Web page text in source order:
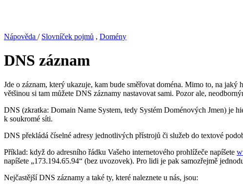
Nápověda / Slovníček pojmů , Domény
DNS záznam
Jde o záznam, který ukazuje, kam bude směřovat doména. Mimo to, na
většinou si tam můžete DNS záznamy nastavovat sami. Pozor ale,
DNS (zkratka: Domain Name System, tedy Systém Doménových Jmen) je
k soukromé síti.
DNS překládá číselné adresy jednotlivých přístrojů či služeb do textové
Příklad: když do adresního řádku Vašeho internetového prohlížeče napíšete
napíšete „173.194.65.94“ (bez uvozovek). Pro lidi je pak samozřejmě
Nejčastější DNS záznamy a také ty, které naleznete u nás, jsou: